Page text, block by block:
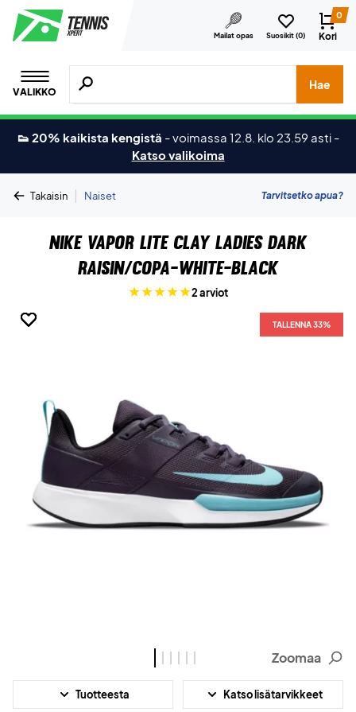
Mailat opas Suosikit (0)
0
Kori
VALIKKO
Hae tuotteita, merkkejä jne.
Hae
👟 20% kaikista kengistä -voimassa 12.8. klo 23.59 asti -
Katso valikoima
Takaisin | Naiset Tarvitsetko apua?
Nike Vapor Lite Clay Ladies Dark
Raisin/Copa-White-Black
2 arviot
TALLENNA 33%
TALLENNA 33%
TALLENNA 33%
TALLENNA 33%
TALLENNA 33%
TALLENNA 33%
Zoomaa
Tuotteesta Katso lisätarvikkeet